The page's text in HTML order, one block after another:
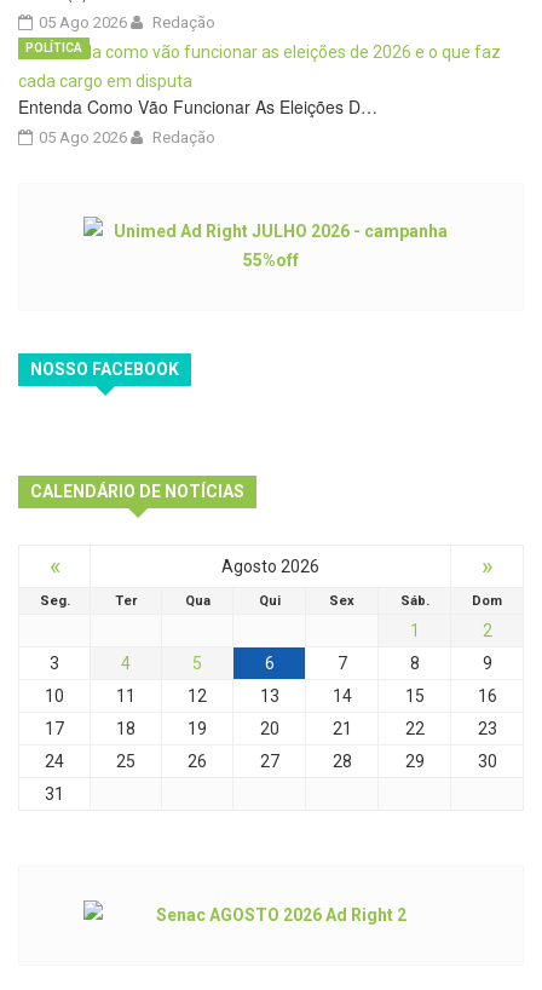
05 Ago 2026 Redação
Entenda Como Vão Funcionar As Eleições D…
05 Ago 2026
POLÍTICA
Redação
NOSSO FACEBOOK
CALENDÁRIO DE NOTÍCIAS
« Agosto 2026 »
Seg. Ter Qua Qui Sex Sáb. Dom
1
2
3
4 5 6 7 8
9
10
11 12 13 14 15
16
17
18 19 20 21 22
23
24
25 26 27 28 29
30
31